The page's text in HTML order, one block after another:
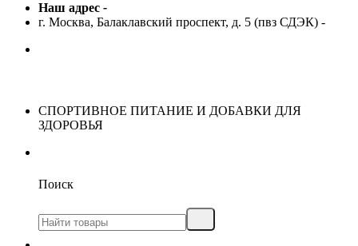
Наш адрес -
г. Москва, Балаклавский проспект, д. 5 (пвз СДЭК) -
СПОРТИВНОЕ ПИТАНИЕ И ДОБАВКИ ДЛЯ
ЗДОРОВЬЯ
Поиск